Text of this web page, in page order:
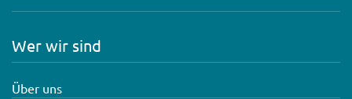
Wer wir sind
Über uns